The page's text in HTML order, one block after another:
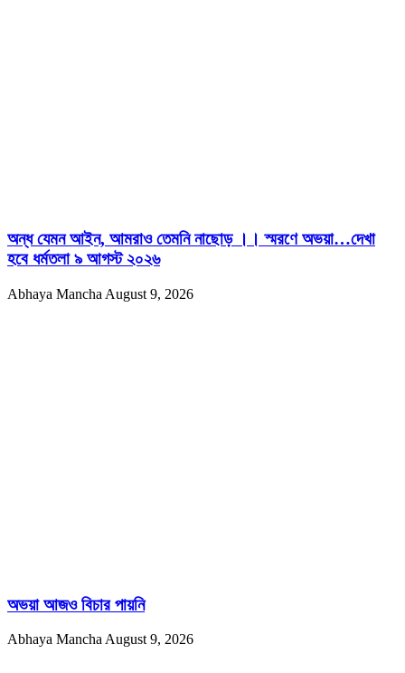
অন্ধ যেমন আইন, আমরাও তেমনি নাছোড় ।। স্মরণে অভয়া…দেখা
হবে ধর্মতলা ৯ আগস্ট ২০২৬
Abhaya Mancha August 9, 2026
অভয়া আজও বিচার পায়নি
Abhaya ManchaAugust 9, 2026